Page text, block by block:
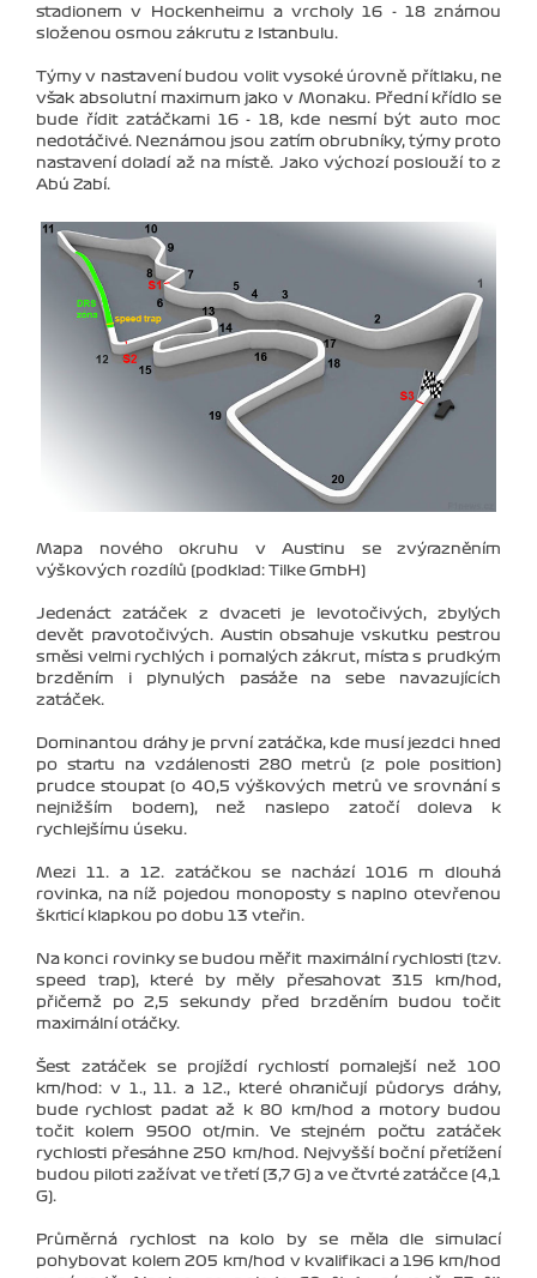
stadionem v Hockenheimu a vrcholy 16 - 18 známou
složenou osmou zákrutu z Istanbulu.
Týmy v nastavení budou volit vysoké úrovně přítlaku, ne
však absolutní maximum jako v Monaku. Přední křídlo se
bude řídit zatáčkami 16 - 18, kde nesmí být auto moc
nedotáčivé. Neznámou jsou zatím obrubníky, týmy proto
nastavení doladí až na místě. Jako výchozí poslouží to z
Abú Zabí.
Mapa nového okruhu v Austinu se zvýrazněním
výškových rozdílů (podklad: Tilke GmbH)
Jedenáct zatáček z dvaceti je levotočivých, zbylých
devět pravotočivých. Austin obsahuje vskutku pestrou
směsi velmi rychlých i pomalých zákrut, místa s prudkým
brzděním i plynulých pasáže na sebe navazujících
zatáček.
Dominantou dráhy je první zatáčka, kde musí jezdci hned
po startu na vzdálenosti 280 metrů (z pole position)
prudce stoupat (o 40,5 výškových metrů ve srovnání s
nejnižším bodem), než naslepo zatočí doleva k
rychlejšímu úseku.
Mezi 11. a 12. zatáčkou se nachází 1016 m dlouhá
rovinka, na níž pojedou monoposty s naplno otevřenou
škrticí klapkou po dobu 13 vteřin.
Na konci rovinky se budou měřit maximální rychlosti (tzv.
speed trap), které by měly přesahovat 315 km/hod,
přičemž po 2,5 sekundy před brzděním budou točit
maximální otáčky.
Šest zatáček se projíždí rychlostí pomalejší než 100
km/hod: v 1., 11. a 12., které ohraničují půdorys dráhy,
bude rychlost padat až k 80 km/hod a motory budou
točit kolem 9500 ot/min. Ve stejném počtu zatáček
rychlosti přesáhne 250 km/hod. Nejvyšší boční přetížení
budou piloti zažívat ve třetí (3,7 G) a ve čtvrté zatáčce (4,1
G).
Průměrná rychlost na kolo by se měla dle simulací
pohybovat kolem 205 km/hod v kvalifikaci a 196 km/hod